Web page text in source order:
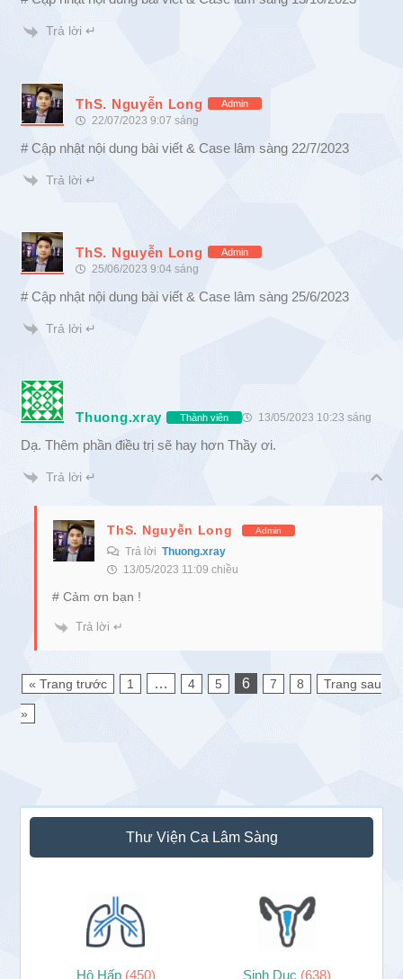
Trả lời ↵
ThS. Nguyễn Long Admin
22/07/2023 9:07 sáng
# Cập nhật nội dung bài viết & Case lâm sàng 22/7/2023
Trả lời ↵
ThS. Nguyễn Long Admin
25/06/2023 9:04 sáng
# Cập nhật nội dung bài viết & Case lâm sàng 25/6/2023
Trả lời ↵
Thuong.xray Thành viên 13/05/2023 10:23 sáng
Dạ. Thêm phần điều trị sẽ hay hơn Thầy ơi.
Trả lời ↵
ThS. Nguyễn Long Admin
Trả lờiThuong.xray
13/05/2023 11:09 chiều
# Cảm ơn bạn !
Trả lời ↵
« Trang trước 1 … 4 5 6 7 8 Trang sau
»
Sidebar
chính
Thư Viện Ca Lâm Sàng
Hô Hấp (450) Sinh Dục (638)